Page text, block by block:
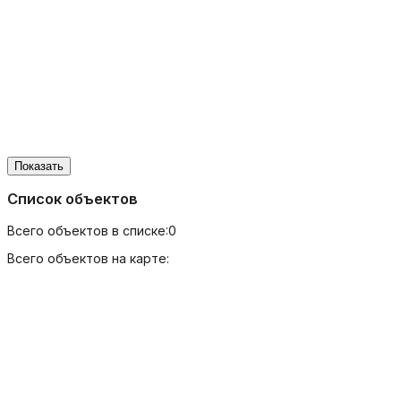
Показать
Список объектов
Всего объектов в списке:0
Всего объектов на карте: